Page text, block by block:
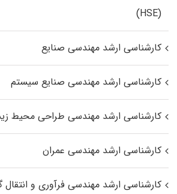
(HSE)
کارشناسی ارشد مهندسی صنایع
کارشناسی ارشد مهندسی صنایع سیستم
کارشناسی ارشد مهندسی طراحی محیط
کارشناسی ارشد مهندسی عمران
کارشناسی ارشد مهندسی فرآوری و انتقال